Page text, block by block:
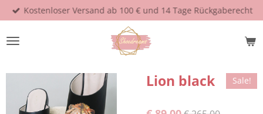
Zum
Hauptinhalt
springen
Kostenloser Versand ab 100 € und 14 Tage Rückgaberecht
Lion black Sale!